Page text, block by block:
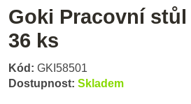
Goki Pracovní
36 ks
Kód: GKI58501
Dostupnost: Skladem